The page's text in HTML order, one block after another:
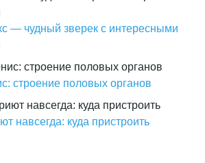
— чудный зверек с интересными
строение половых органов
навсегда: куда пристроить